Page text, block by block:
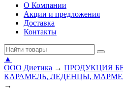
О Компании
Акции и предложения
Доставка
Контакты
▲
ООО Диетика → ПРОДУКЦИЯ
КАРАМЕЛЬ, ЛЕДЕНЦЫ,
→